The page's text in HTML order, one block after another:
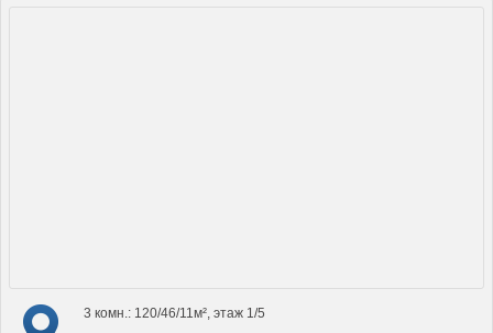
3 комн.: 120/46/11м², этаж 1/5